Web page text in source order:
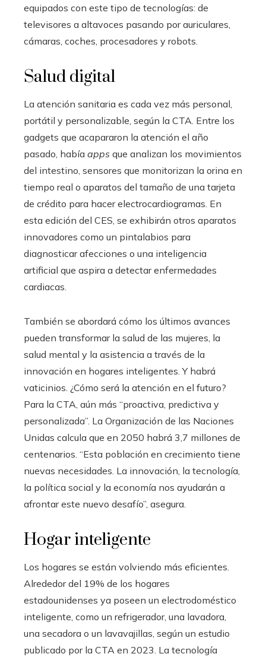
equipados con este tipo de tecnologías: de
televisores a altavoces pasando por auriculares,
cámaras, coches, procesadores y robots.
Salud digital
La atención sanitaria es cada vez más personal,
portátil y personalizable, según la CTA. Entre los
gadgets que acapararon la atención el año
pasado, había apps que analizan los movimientos
del intestino, sensores que monitorizan la orina en
tiempo real o aparatos del tamaño de una tarjeta
de crédito para hacer electrocardiogramas. En
esta edición del CES, se exhibirán otros aparatos
innovadores como un pintalabios para
diagnosticar afecciones o una inteligencia
artificial que aspira a detectar enfermedades
cardiacas.
También se abordará cómo los últimos avances
pueden transformar la salud de las mujeres, la
salud mental y la asistencia a través de la
innovación en hogares inteligentes. Y habrá
vaticinios. ¿Cómo será la atención en el futuro?
Para la CTA, aún más “proactiva, predictiva y
personalizada”. La Organización de las Naciones
Unidas calcula que en 2050 habrá 3,7 millones de
centenarios. “Esta población en crecimiento tiene
nuevas necesidades. La innovación, la tecnología,
la política social y la economía nos ayudarán a
afrontar este nuevo desafío”, asegura.
Hogar inteligente
Los hogares se están volviendo más eficientes.
Alrededor del 19% de los hogares
estadounidenses ya poseen un electrodoméstico
inteligente, como un refrigerador, una lavadora,
una secadora o un lavavajillas, según un estudio
publicado por la CTA en 2023. La tecnología